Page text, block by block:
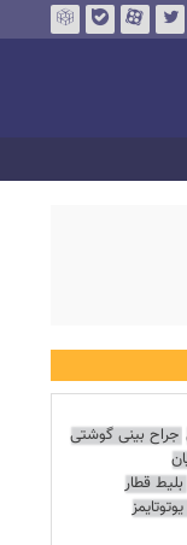
جراح بینی گوشتی
بلیط قطار